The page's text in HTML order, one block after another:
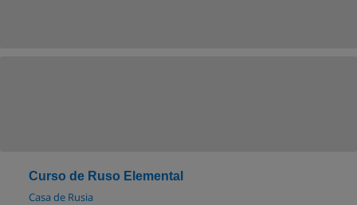
Curso de Ruso Elemental
Casa de Rusia